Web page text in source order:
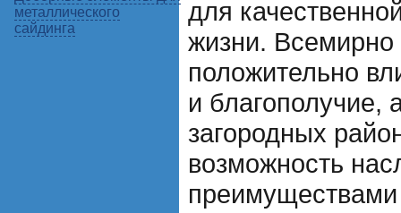
металлического
сайдинга
для
жизни. Всемирно
положительно
и благополучие,
загородных
возможность